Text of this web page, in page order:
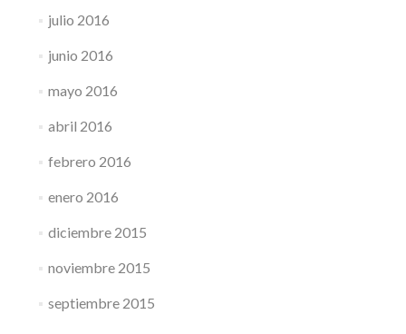
julio 2016
junio 2016
mayo 2016
abril 2016
febrero 2016
enero 2016
diciembre 2015
noviembre 2015
septiembre 2015